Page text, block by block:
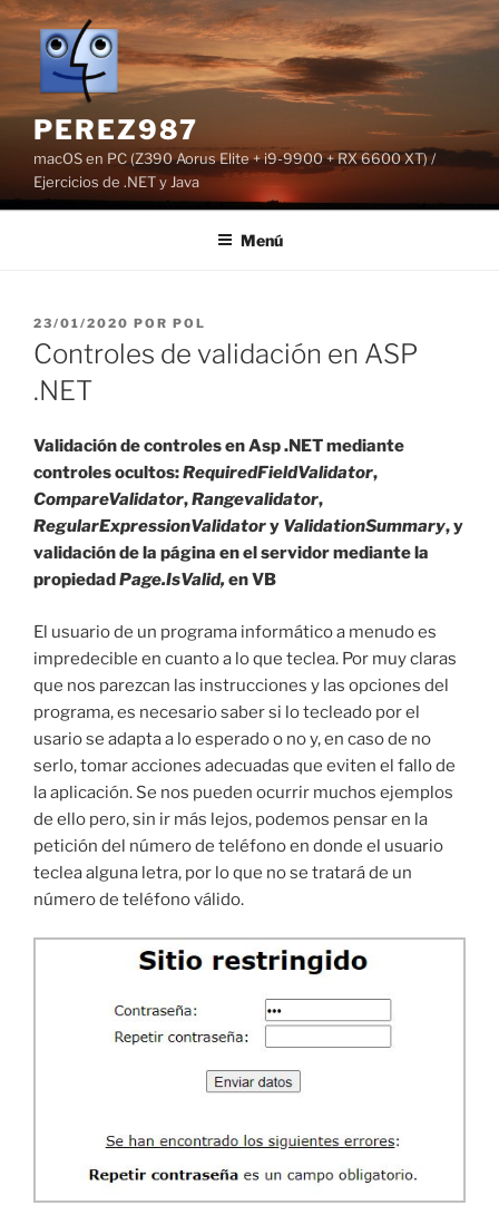
Saltar
contenido
PEREZ987
macOS en PC (Z390 Aorus Elite + i9-9900 + RX 6600 XT) /
Ejercicios de .NET y Java
Menú
PUBLICADO
EL
23/01/2020 POR POL
Controles de validación en ASP
.NET
Validación de controles en Asp .NET mediante
controles ocultos:RequiredFieldValidator,
CompareValidator,Rangevalidator,
RegularExpressionValidatory ValidationSummary, y
validación de la página en el servidor mediante la
propiedadPage.IsValid, en VB
El usuario de un programa informático a menudo es
impredecible en cuanto a lo que teclea. Por muy claras
que nos parezcan las instrucciones y las opciones del
programa, es necesario saber si lo tecleado por el
usario se adapta a lo esperado o no y, en caso de no
serlo, tomar acciones adecuadas que eviten el fallo de
la aplicación. Se nos pueden ocurrir muchos ejemplos
de ello pero, sin ir más lejos, podemos pensar en la
petición del número de teléfono en donde el usuario
teclea alguna letra, por lo que no se tratará de un
número de teléfono válido.